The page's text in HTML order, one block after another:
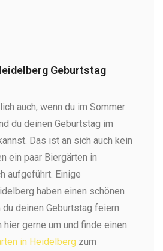
Geburtstag
auch, wenn du im Sommer
du deinen Geburtstag im
Das ist an sich auch kein
ein paar Biergärten in
aufgeführt. Einige
haben einen schönen
du deinen Geburtstag feiern
hier gerne um und finde einen
in Heidelberg zum